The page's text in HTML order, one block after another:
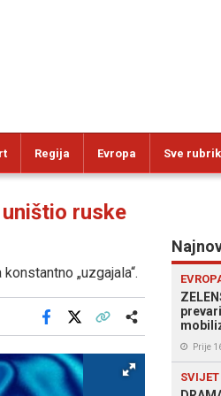
Regija Evropa Sve
uništio ruske
„uzgajala“.
Facebook
Prije
SVIJET